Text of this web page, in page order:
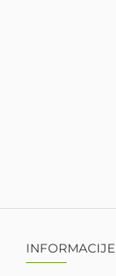
INFORMACIJE